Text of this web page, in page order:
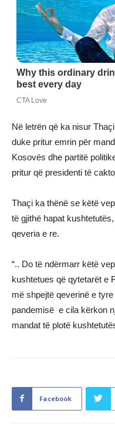
Në letrën që ka nisur
duke pritur emrin për
Kosovës dhe partitë
pritur që presidenti të
Thaçi ka thënë se këtë
të gjithë hapat
qeveria e re.
“.. Do të ndërmarr këtë
kushtetues që qytetarët e
më shpejtë qeverinë e
pandemisë e cila kërkon
mandat të plotë
Facebook